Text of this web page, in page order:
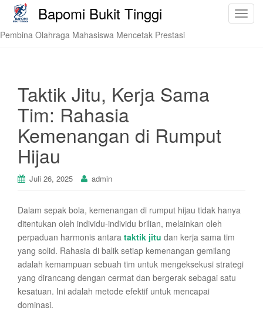
T
Bapomi Bukit Tinggi
Pembina Olahraga Mahasiswa Mencetak Prestasi
Taktik Jitu, Kerja Sama
Tim: Rahasia
Kemenangan di Rumput
Hijau
Juli 26, 2025 admin
Dalam sepak bola, kemenangan di rumput hijau tidak hanya
ditentukan oleh individu-individu brilian, melainkan oleh
perpaduan harmonis antara taktik jitu dan kerja sama tim
yang solid. Rahasia di balik setiap kemenangan gemilang
adalah kemampuan sebuah tim untuk mengeksekusi strategi
yang dirancang dengan cermat dan bergerak sebagai satu
kesatuan. Ini adalah metode efektif untuk mencapai
dominasi.